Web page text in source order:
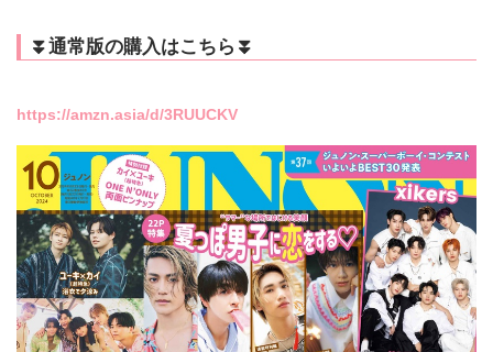
⏬通常版の購入はこちら⏬
https://amzn.asia/d/3RUUCKV